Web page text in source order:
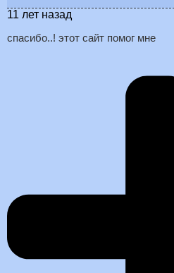
11 лет назад
спасибо..! этот сайт помог мне